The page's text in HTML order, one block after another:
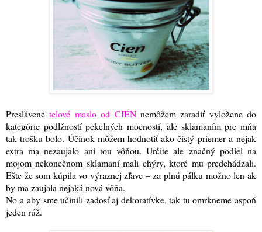
Preslávenételové maslo od CIENnemôžem zaradiť vyložene do
kategórie podlžností pekelných mocností, ale sklamaním pre mňa
tak trošku bolo. Účinok môžem hodnotiť ako čistý priemer a nejak
extra ma nezaujalo ani tou vôňou. Určite ale značný podiel na
mojom nekonečnom sklamaní mali chýry, ktoré mu predchádzali.
Ešte že som kúpila vo výraznej zľave – za plnú pálku možno len ak
by ma zaujala nejaká nová vôňa.
No a aby sme učinili zadosť aj dekoratívke, tak tu omrkneme aspoň
jeden rúž.